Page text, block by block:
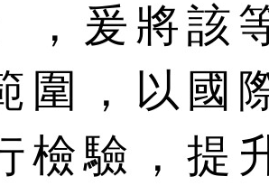
，爰將該
圍，以國
檢驗，提